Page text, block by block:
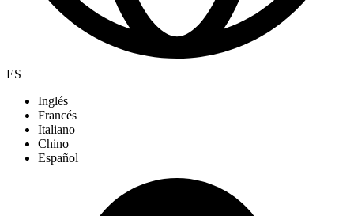
ES
Inglés
Francés
Italiano
Chino
Español